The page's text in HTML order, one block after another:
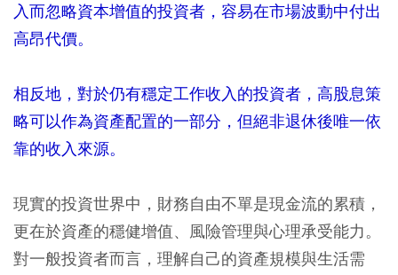
入而忽略資本增值的投資者，容易在市場波動中付出
高昂代價。
相反地，對於仍有穩定工作收入的投資者，高股息策
略可以作為資產配置的一部分，但絕非退休後唯一依
靠的收入來源。
現實的投資世界中，財務自由不單是現金流的累積，
更在於資產的穩健增值、風險管理與心理承受能力。
對一般投資者而言，理解自己的資產規模與生活需